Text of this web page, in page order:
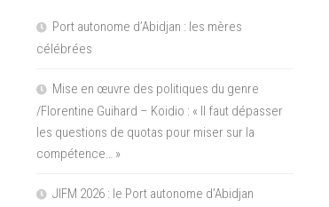
Port autonome d’Abidjan : les mères
célébrées
Mise en œuvre des politiques du genre
/Florentine Guihard – Koidio : « Il faut dépasser
les questions de quotas pour miser sur la
compétence… »
JIFM 2026 : le Port autonome d’Abidjan